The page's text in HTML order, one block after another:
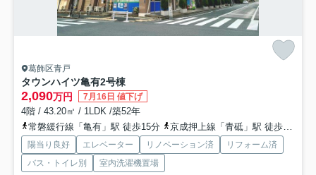
葛飾区青戸
タウンハイツ亀有2号棟
2,090万円 7月16日 値下げ
4階 / 43.20㎡ / 1LDK /築52年
常磐緩行線「亀有」駅 徒歩15分
京成押上線「青砥」駅 徒歩20分
陽当り良好 エレベーター リノベーション済
リフォーム済
バス・トイレ別
室内洗濯機置場